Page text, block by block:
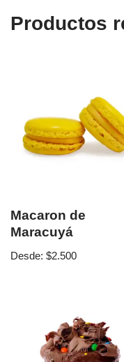
Productos
Macaron de
Maracuyá
Desde: $2.500